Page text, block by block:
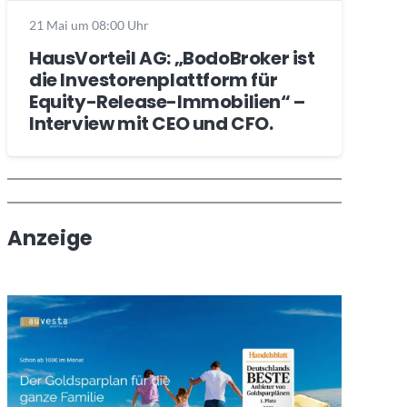
21 Mai um 08:00 Uhr
HausVorteil AG: „BodoBroker ist
die Investorenplattform für
Equity-Release-Immobilien“ –
Interview mit CEO und CFO.
Wochenrückblick
Trendthemen
Anzeige